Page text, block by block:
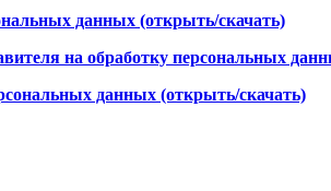
данных (открыть/скачать)
на обработку персональных
данных (открыть/скачать)